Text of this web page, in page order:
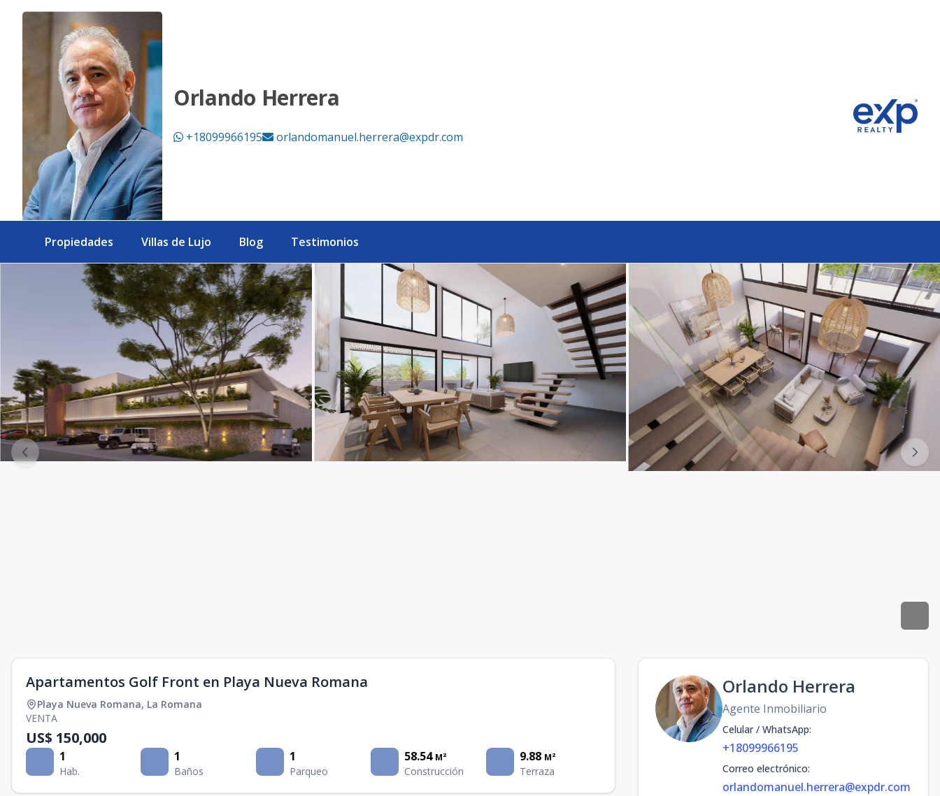
Orlando Herrera
+18099966195 orlandomanuel.herrera@expdr.com
Propiedades Villas de Lujo Blog Testimonios
Apartamentos Golf Front en Playa Nueva Romana
Playa Nueva Romana, La Romana
VENTA
US$ 150,000
1
Hab.
1
Baños
1
Parqueo
58.54 M²
Construcción
9.88 M²
Terraza
Orlando Herrera
Agente Inmobiliario
Celular / WhatsApp:
+18099966195
Correo electrónico:
orlandomanuel.herrera@expdr.com
Apartamentos Golf Front en Playa Nueva Romana - eXp Realty República Dominicana